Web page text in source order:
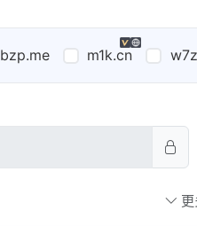
bzp.me m1k.cn